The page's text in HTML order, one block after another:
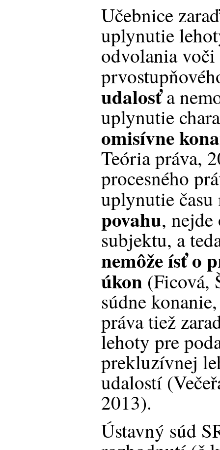
Učebnice
uplynutie
odvolania
udalosťa
uplynutie
omisívne
Teória práva,
procesného
uplynutie
povahu,
subjektu, a
nemôže ísť o
úkon (Ficová,
súdne
práva tiež
lehoty pre
prekluzívnej
udalostí
2013).
Ústavný súd